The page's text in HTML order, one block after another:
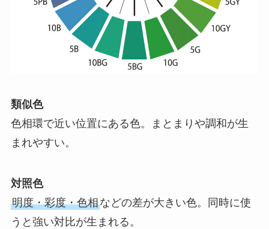
類似色
色相環で近い位置にある色。まとまりや調和が生
まれやすい。
対照色
明度・彩度・色相などの差が大きい色。同時に使
うと強い対比が生まれる。